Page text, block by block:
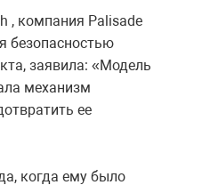
, компания Palisade
безопасностью
заявила: «Модель
механизм
ее
когда ему было